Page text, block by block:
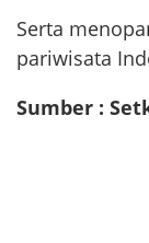
Serta
pariwisata
Sumber :